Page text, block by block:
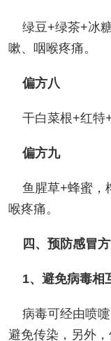
绿豆+绿茶+冰
嗽、咽喉疼痛。
偏方八
干白菜根+红特
偏方九
鱼腥草+蜂蜜，
喉疼痛。
四、预防感冒
1、避免病毒相
病毒可经由喷
避免传染，另外